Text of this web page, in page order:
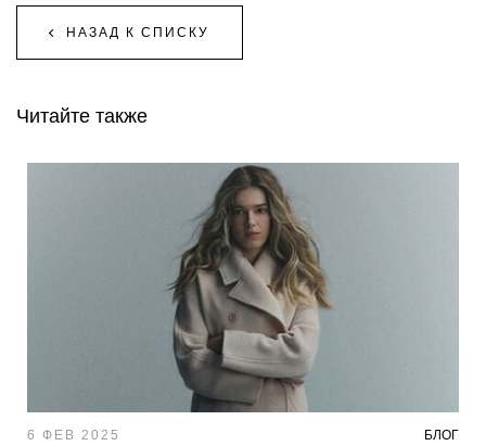
НАЗАД К СПИСКУ
Читайте также
6 ФЕВ 2025 БЛОГ